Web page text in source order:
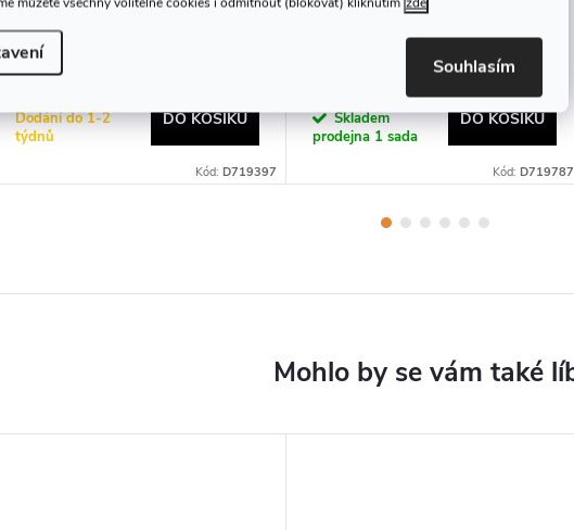
Souhlasím
Japonský nůž Dictum 719397
- DICTUM Knife Series
»Classic«, 2-Piece Set
Dodání do 1-2
týdnů
DO KOŠÍKU
Kód: D719397
Dictum 719787 - Mikihisa
Skladem
prodejna 1 sada
DO KOŠÍKU
Kód: D719787